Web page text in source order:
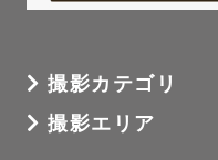
撮影カテゴリ
撮影エリア